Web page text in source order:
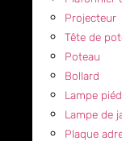
Projecteur
Tête de
Poteau
Bollard
Lampe
Lampe de
Plaque